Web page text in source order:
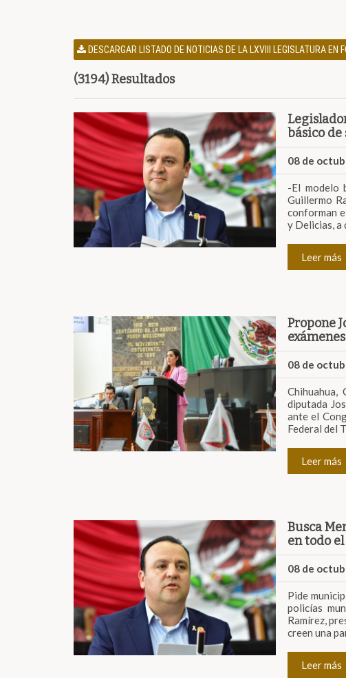
DESCARGAR LISTADO DE NOTICIAS DE LA LXVIII LEGISLATURA EN
(3194) Resultados
básico
08 de
-El modelo
Guillermo
conforman
y Delicias, a
Leer más
Propone
08 de
diputada
ante el
Federal del
Leer más
Busca
en todo
08 de
Pide
policías
Ramírez,
creen una
Leer más